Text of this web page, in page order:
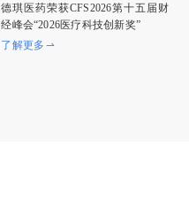
德琪医药荣获CFS2026第十五届财
经峰会“2026医疗科技创新奖”
了解更多